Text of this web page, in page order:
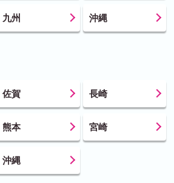
九州 沖縄
佐賀 長崎
熊本 宮崎
沖縄